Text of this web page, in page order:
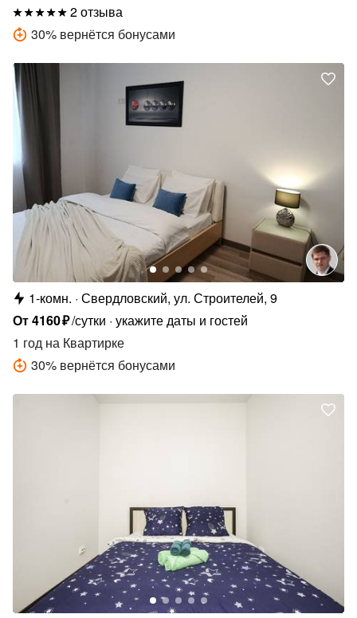
2 отзыва
30% вернётся бонусами
1-комн. Свердловский, ул. Строителей, 9
От4160₽/сутки укажите даты и гостей
1 год на Квартирке
30% вернётся бонусами